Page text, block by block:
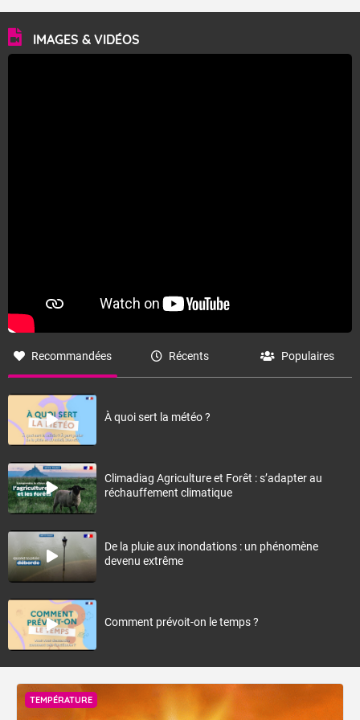
IMAGES & VIDÉOS
Recommandées Récents Populaires
À quoi sert la météo ?
Climadiag Agriculture et Forêt : s’adapter au
réchauffement climatique
De la pluie aux inondations : un phénomène
devenu extrême
Comment prévoit-on le temps ?
TEMPÉRATURE